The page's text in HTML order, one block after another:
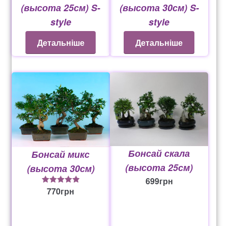
(высота 25см) S-
style
Детальніше
(высота 30см) S-
style
Детальніше
Бонсай микс
(высота 30см)
5из 5
770грн
Бонсай скала
(высота 25см)
699грн